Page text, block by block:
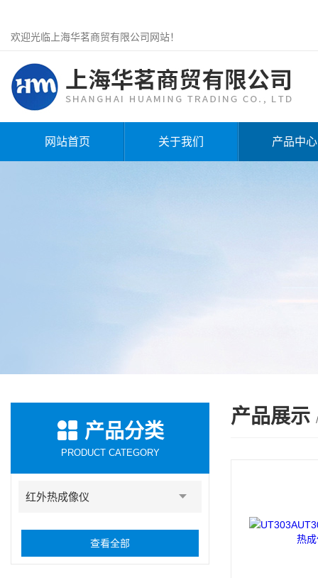
欢迎光临上海华茗商贸有限公司网站！
网站首页 关于我们 产品中心
产品分类
PRODUCT CATEGORY
红外热成像仪
查看全部
产品展示